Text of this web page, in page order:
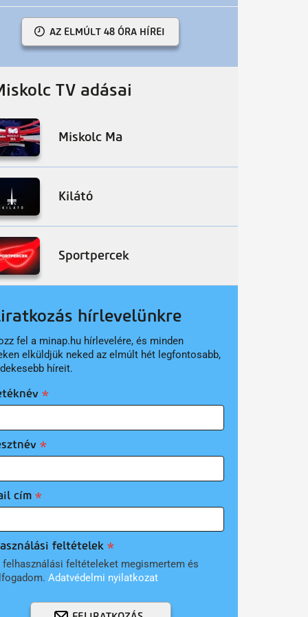
AZ ELMÚLT 48 ÓRA HÍREI
TV adásai
Miskolc Ma
Kilátó
Sportpercek
hírlevelünkre
fel a minap.hu hírlevelére, és minden
elküldjük neked az elmúlt hét legfontosabb,
híreit.
cím
feltételek
felhasználási feltételeket megismertem és
Adatvédelmi nyilatkozat